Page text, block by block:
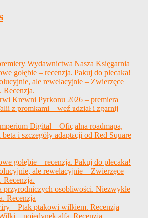
Wydawnictwa Nasza Księgarnia
gołębie – recenzja. Pakuj do plecaka!
ale rewelacyjnie – Zwierzęce
Recenzja.
Krewni Pyrkonu 2026 – premiera
z promkami – weź udział i zgarnij
Digital – Oficjalna roadmapa,
beta i szczegóły adaptacji od Red Square
gołębie – recenzja. Pakuj do plecaka!
ale rewelacyjnie – Zwierzęce
Recenzja.
przyrodniczych osobliwości. Niezwykłe
Recenzja
– Ptak ptakowi wilkiem. Recenzja
– pojedynek alfa. Recenzja